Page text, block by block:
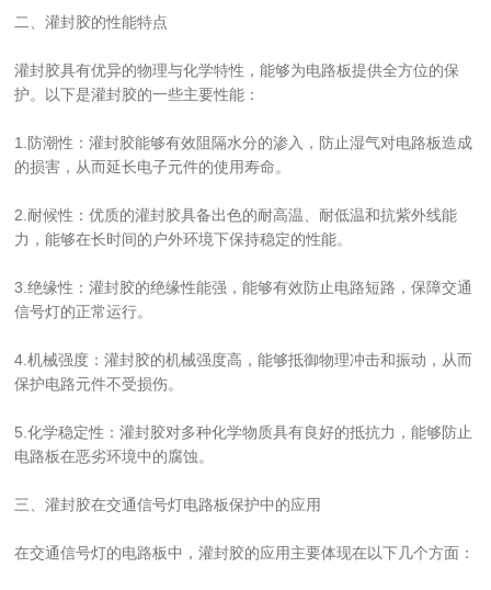
二、灌封胶的性能特点
灌封胶具有优异的物理与化学特性，能够为电路板提供全方位的保
护。以下是灌封胶的一些主要性能：
1.防潮性：灌封胶能够有效阻隔水分的渗入，防止湿气对电路板造成
的损害，从而延长电子元件的使用寿命。
2.耐候性：优质的灌封胶具备出色的耐高温、耐低温和抗紫外线能
力，能够在长时间的户外环境下保持稳定的性能。
3.绝缘性：灌封胶的绝缘性能强，能够有效防止电路短路，保障交通
信号灯的正常运行。
4.机械强度：灌封胶的机械强度高，能够抵御物理冲击和振动，从而
保护电路元件不受损伤。
5.化学稳定性：灌封胶对多种化学物质具有良好的抵抗力，能够防止
电路板在恶劣环境中的腐蚀。
三、灌封胶在交通信号灯电路板保护中的应用
在交通信号灯的电路板中，灌封胶的应用主要体现在以下几个方面：